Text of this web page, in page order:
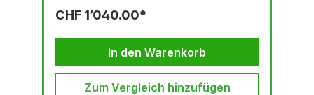
hochwertigem Material für lange Lebensdauer
stufenlos einstellbar Fasenbreite: 0 - 3 mm
(Materialfestigkeit 400N/mm
CHF 1’040.00*
In den Warenkorb
Zum Vergleich hinzufügen